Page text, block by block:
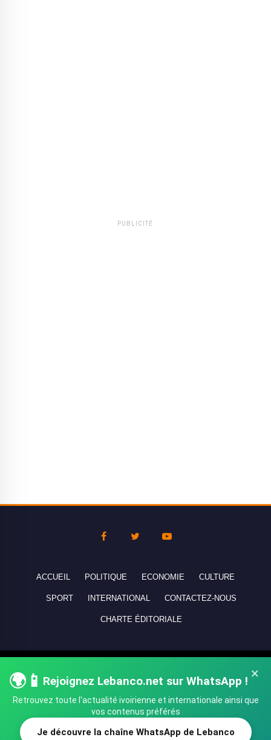
PUBLICITÉ
×
🌍📱 Rejoignez Lebanco.net sur WhatsApp !
Retrouvez toute l'actualité ivoirienne et internationale ainsi que
vos contenus préférés
Je découvre la chaîne WhatsApp de Lebanco
ACCUEIL POLITIQUE ECONOMIE CULTURE
SPORT INTERNATIONAL CONTACTEZ-NOUS
CHARTE ÉDITORIALE
réservés - All rights reserved.